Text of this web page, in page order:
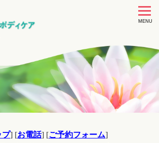
toggle
MENU
プ] [お電話] [ご予約フォーム]